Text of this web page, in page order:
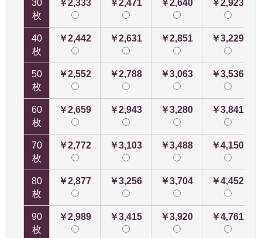
30
枚
￥2,333 ￥2,471 ￥2,640 ￥2,923
40
枚
￥2,442 ￥2,631 ￥2,851 ￥3,229
50
枚
￥2,552 ￥2,788 ￥3,063 ￥3,536
60
枚
￥2,659 ￥2,943 ￥3,280 ￥3,841
70
枚
￥2,772 ￥3,103 ￥3,488 ￥4,150
80
枚
￥2,877 ￥3,256 ￥3,704 ￥4,452
90
枚
￥2,989 ￥3,415 ￥3,920 ￥4,761